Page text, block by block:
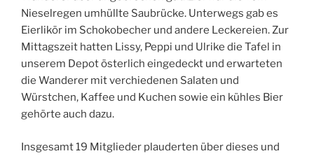
Nieselregen umhüllte Saubrücke. Unterwegs gab es
Eierlikör im Schokobecher und andere Leckereien. Zur
Mittagszeit hatten Lissy, Peppi und Ulrike die Tafel in
unserem Depot österlich eingedeckt und erwarteten
die Wanderer mit verchiedenen Salaten und
Würstchen, Kaffee und Kuchen sowie ein kühles Bier
gehörte auch dazu.
Insgesamt 19 Mitglieder plauderten über dieses und